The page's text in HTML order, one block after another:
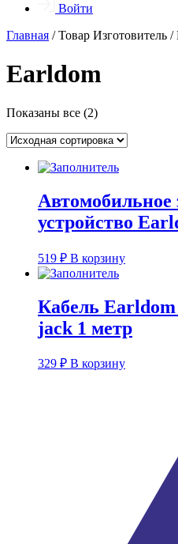
Войти
Главная / Товар Изготовитель /
Earldom
Показаны все (2)
Автомобильное
устройство
519 ₽ В корзину
Кабель
jack 1 метр
329 ₽ В корзину